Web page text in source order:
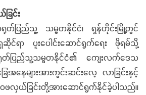
ြင်း
တ်ပြည်သူ့ သမ္မတနိုင်ငံ၊ ရှန်ဟိုင်းမြို့တွင်
ဆိုင်ရာ ပူးပေါင်းဆောင်ရွက်ရေး ဖိုရမ်သို့
ပြည်သူ့သမ္မတနိုင်ငံ၏ ကျေးလက်ဒေသ
အနေများအားကွင်းဆင်းလေ့ လာခြင်းနှင့်
ခြင်းတို့အားဆောင်ရွက်နိုင်ခဲ့ပါသည်။